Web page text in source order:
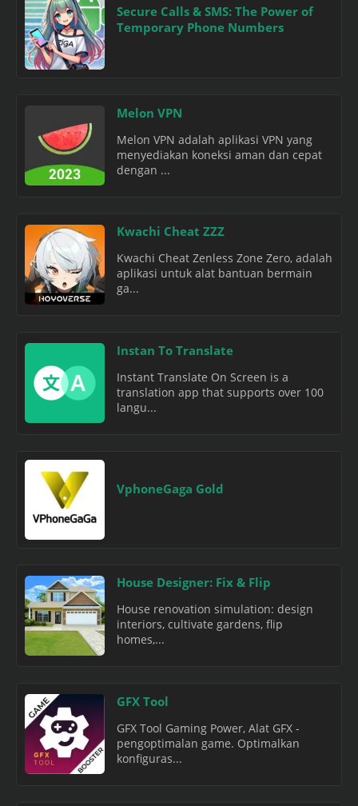
Secure Calls & SMS: The Power of
Temporary Phone Numbers
Melon VPN
Melon VPN adalah aplikasi VPN yang
menyediakan koneksi aman dan cepat
dengan ...
Kwachi Cheat ZZZ
Kwachi Cheat Zenless Zone Zero, adalah
aplikasi untuk alat bantuan bermain
ga...
Instan To Translate
Instant Translate On Screen is a
translation app that supports over 100
langu...
VphoneGaga Gold
House Designer: Fix & Flip
House renovation simulation: design
interiors, cultivate gardens, flip
homes,...
GFX Tool
GFX Tool Gaming Power, Alat GFX -
pengoptimalan game. Optimalkan
konfiguras...